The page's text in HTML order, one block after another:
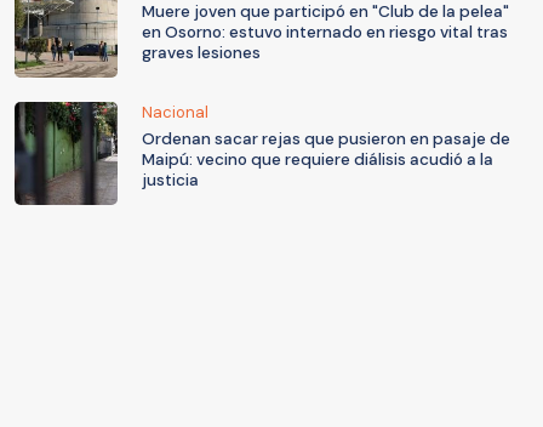
Muere joven que participó en "Club de la pelea"
en Osorno: estuvo internado en riesgo vital tras
graves lesiones
Nacional
Ordenan sacar rejas que pusieron en pasaje de
Maipú: vecino que requiere diálisis acudió a la
justicia